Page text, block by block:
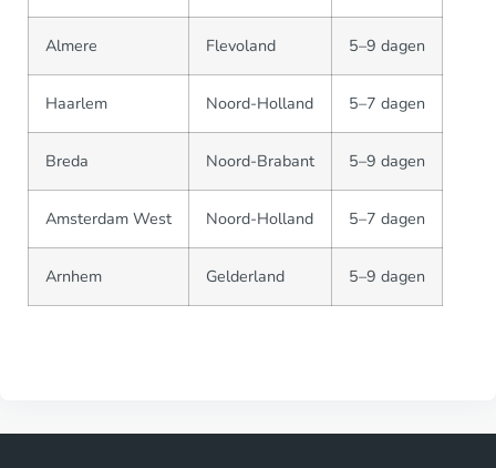
Almere Flevoland 5–9 dagen
Haarlem Noord-Holland 5–7 dagen
Breda Noord-Brabant 5–9 dagen
Amsterdam West Noord-Holland 5–7 dagen
Arnhem Gelderland 5–9 dagen